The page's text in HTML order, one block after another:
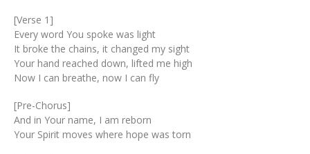
[Verse 1]
Every word You spoke was light
It broke the chains, it changed my sight
Your hand reached down, lifted me high
Now I can breathe, now I can fly
[Pre-Chorus]
And in Your name, I am reborn
Your Spirit moves where hope was torn